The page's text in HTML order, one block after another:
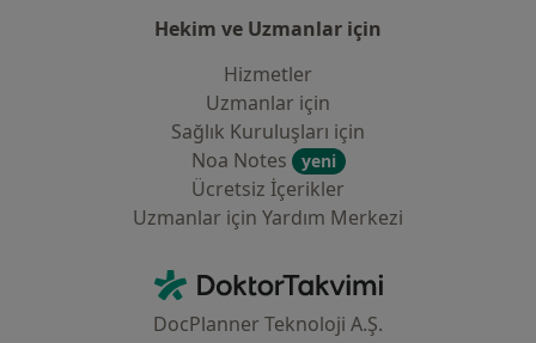
Hekim ve Uzmanlar için
Hizmetler
Uzmanlar için
Sağlık Kuruluşları için
Noa Notes
yeni
Ücretsiz İçerikler
Uzmanlar için Yardım Merkezi
DoktorTakvimi - Ana Sayfa
DocPlanner Teknoloji A.Ş.